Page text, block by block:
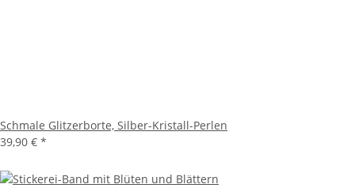
Schmale Glitzerborte, Silber-Kristall-Perlen
39,90 € *